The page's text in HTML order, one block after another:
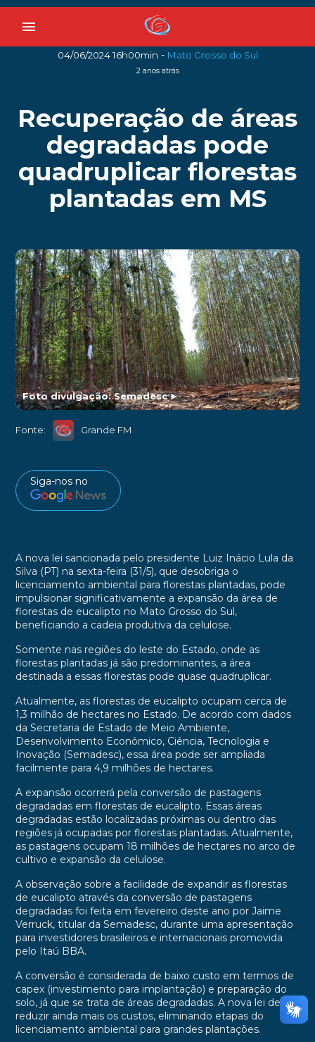
menu
04/06/2024 16h00min - Mato Grosso do Sul
2 anos atrás
Recuperação de áreas
degradadas pode
quadruplicar florestas
plantadas em MS
Foto divulgação: Semadesc►
Fonte: Grande FM
Siga-nos no
A nova lei sancionada pelo presidente Luiz Inácio Lula da
Silva (PT) na sexta-feira (31/5), que desobriga o
licenciamento ambiental para florestas plantadas, pode
impulsionar significativamente a expansão da área de
florestas de eucalipto no Mato Grosso do Sul,
beneficiando a cadeia produtiva da celulose.
Somente nas regiões do leste do Estado, onde as
florestas plantadas já são predominantes, a área
destinada a essas florestas pode quase quadruplicar.
Atualmente, as florestas de eucalipto ocupam cerca de
1,3 milhão de hectares no Estado. De acordo com dados
da Secretaria de Estado de Meio Ambiente,
Desenvolvimento Econômico, Ciência, Tecnologia e
Inovação (Semadesc), essa área pode ser ampliada
facilmente para 4,9 milhões de hectares.
A expansão ocorrerá pela conversão de pastagens
degradadas em florestas de eucalipto. Essas áreas
degradadas estão localizadas próximas ou dentro das
regiões já ocupadas por florestas plantadas. Atualmente,
as pastagens ocupam 18 milhões de hectares no arco de
cultivo e expansão da celulose.
A observação sobre a facilidade de expandir as florestas
de eucalipto através da conversão de pastagens
degradadas foi feita em fevereiro deste ano por Jaime
Verruck, titular da Semadesc, durante uma apresentação
para investidores brasileiros e internacionais promovida
pelo Itaú BBA.
A conversão é considerada de baixo custo em termos de
capex (investimento para implantação) e preparação do
solo, já que se trata de áreas degradadas. A nova lei deve
reduzir ainda mais os custos, eliminando etapas do
licenciamento ambiental para grandes plantações.